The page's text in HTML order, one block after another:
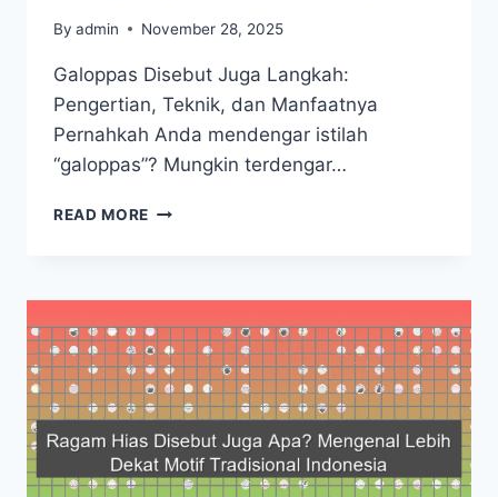
By admin November 28, 2025
Galoppas Disebut Juga Langkah:
Pengertian, Teknik, dan Manfaatnya
Pernahkah Anda mendengar istilah
“galoppas”? Mungkin terdengar…
READ MORE GALOPPAS
APA?
PANDUAN
LENGKAP
&
MANFAATNYA!